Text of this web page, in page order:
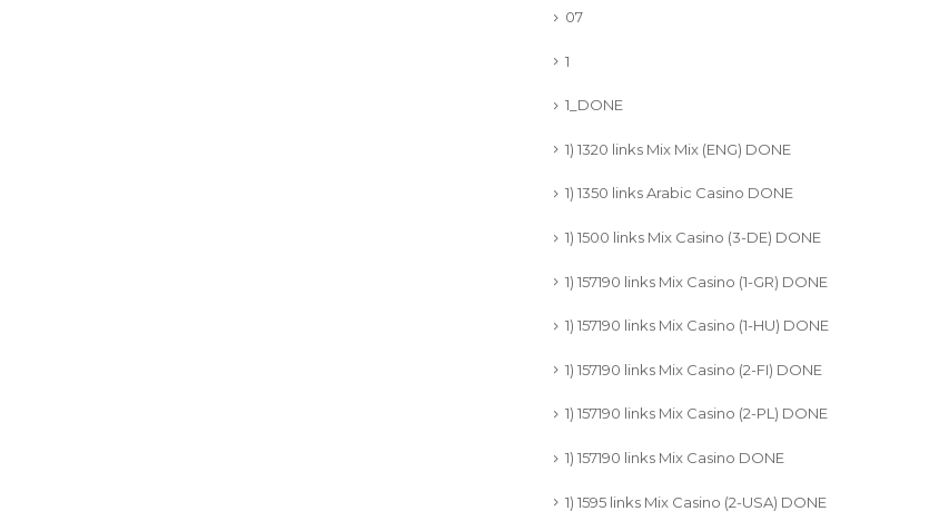
07
1
1_DONE
1) 1320 links Mix Mix (ENG) DONE
1) 1350 links Arabic Casino DONE
1) 1500 links Mix Casino (3-DE) DONE
1) 157190 links Mix Casino (1-GR) DONE
1) 157190 links Mix Casino (1-HU) DONE
1) 157190 links Mix Casino (2-FI) DONE
1) 157190 links Mix Casino (2-PL) DONE
1) 157190 links Mix Casino DONE
1) 1595 links Mix Casino (2-USA) DONE